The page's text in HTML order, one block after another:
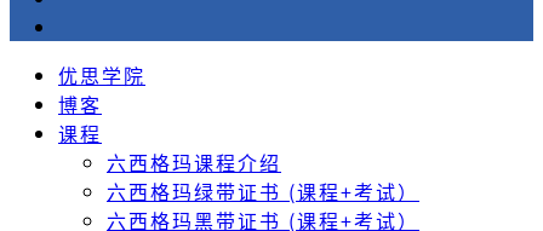
优思学院
博客
课程
六西格玛课程介绍
六西格玛绿带证书 (课程+考试）
六西格玛黑带证书 (课程+考试）